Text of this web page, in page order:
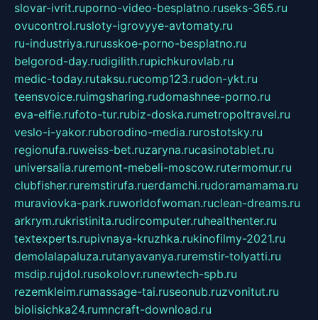
slovar-ivrit.ruporno-video-besplatno.ruseks-365.ru
ovucontrol.rusloty-igrovyye-avtomaty.ru
ru-industriya.rurusskoe-porno-besplatno.ru
belgorod-day.rudigilith.rupichkurovlab.ru
medic-today.rutaksu.rucomp123.rudon-ykt.ru
teensvoice.ruimgsharing.rudomashnee-porno.ru
eva-elfie.rufoto-tur.rubiz-doska.rumetropoltravel.ru
veslo-i-yakor.ruborodino-media.rurostotsky.ru
regionufa.ruweiss-bet.ruzaryna.rucasinotablet.ru
universalia.ruremont-mebeli-moscow.rutermomur.ru
clubfisher.ruremstirufa.ruerdamchi.rudoramamama.ru
muraviovka-park.ruworldofwoman.ruclean-dreams.ru
arkrym.rukristinita.rudircomputer.ruhealthenter.ru
textexperts.rupivnaya-kruzhka.rukinofilmy-2021.ru
demolalapaluza.rutanyavanya.ruremstir-tolyatti.ru
msdip.rujdol.rusokolovr.runewtech-spb.ru
rezemkleim.rumassage-tai.ruseonub.ruzvonitut.ru
biolisichka24.rumncraft-download.ru